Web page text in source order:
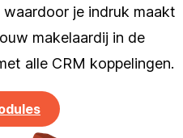
je indruk maakt
makelaardij in de
alle CRM koppelingen.